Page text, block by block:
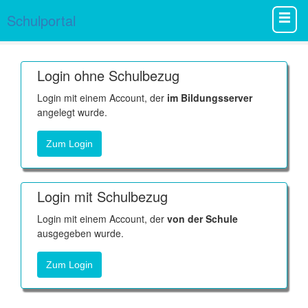
Schulportal
Login ohne Schulbezug
Login mit einem Account, der im Bildungsserver
angelegt wurde.
Zum Login
Login mit Schulbezug
Login mit einem Account, der von der Schule
ausgegeben wurde.
Zum Login